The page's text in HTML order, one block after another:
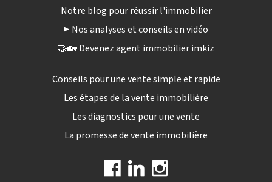
Notre blog pour réussir l'immobilier
▶️ Nos analyses et conseils en vidéo
🤝🏡 Devenez agent immobilier imkiz
Conseils pour une vente simple et rapide
Les étapes de la vente immobilière
Les diagnostics pour une vente
La promesse de vente immobilière